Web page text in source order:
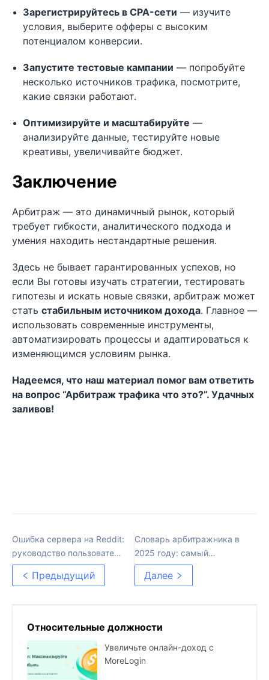
Зарегистрируйтесь в CPA-сети — изучите
условия, выберите офферы с высоким
потенциалом конверсии.
Запустите тестовые кампании — попробуйте
несколько источников трафика, посмотрите,
какие связки работают.
Оптимизируйте и масштабируйте —
анализируйте данные, тестируйте новые
креативы, увеличивайте бюджет.
Заключение
Арбитраж — это динамичный рынок, который
требует гибкости, аналитического подхода и
умения находить нестандартные решения.
Здесь не бывает гарантированных успехов, но
если Вы готовы изучать стратегии, тестировать
гипотезы и искать новые связки, арбитраж может
стать стабильным источником дохода. Главное —
использовать современные инструменты,
автоматизировать процессы и адаптироваться к
изменяющимся условиям рынка.
Надеемся, что наш материал помог вам ответить
на вопрос “Арбитраж трафика что это?”. Удачных
заливов!
Ошибка сервера на Reddit:
руководство пользователя
по быстрому исправлению
Предыдущий
Словарь арбитражника в
2025 году: самый
актуальный и полный
набор терминов в
Далее
Относительные должности
Увеличьте онлайн-доход с
MoreLogin